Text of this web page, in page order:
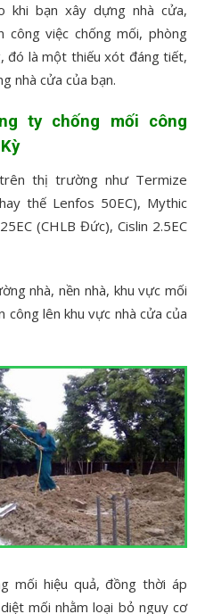
khi bạn xây dựng nhà cửa,
công việc chống mối, phòng
đó là một thiếu xót đáng tiết,
nhà cửa của bạn.
ty chống mối công
thị trường như Termize
thế Lenfos 50EC), Mythic
(CHLB Đức), Cislin 2.5EC
nhà, nền nhà, khu vực mối
công lên khu vực nhà cửa của
mối hiệu quả, đồng thời áp
mối nhằm loại bỏ nguy cơ